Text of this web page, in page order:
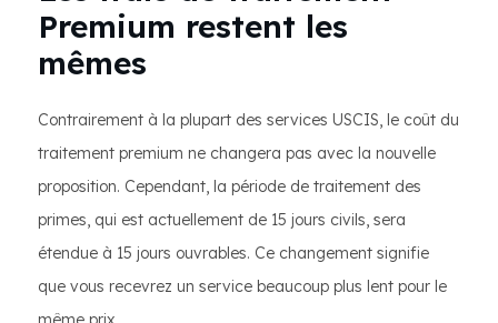
Premium restent les
mêmes
Contrairement à la plupart des services USCIS, le coût du
traitement premium ne changera pas avec la nouvelle
proposition. Cependant, la période de traitement des
primes, qui est actuellement de 15 jours civils, sera
étendue à 15 jours ouvrables. Ce changement signifie
que vous recevrez un service beaucoup plus lent pour le